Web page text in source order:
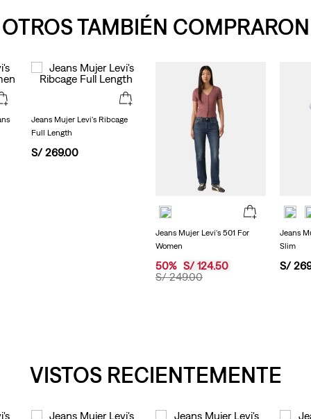
valor
medio
Read
la
misma
página.
OTROS TAMBIÉN COMPRARON
Jeans Mujer Levi's Ribcage
Full Length
S/ 269.00
Jeans Mujer Levi's 501 For
Women
S/ 249.00
50% S/ 124.50
Jeans
Slim
S/
VISTOS RECIENTEMENTE